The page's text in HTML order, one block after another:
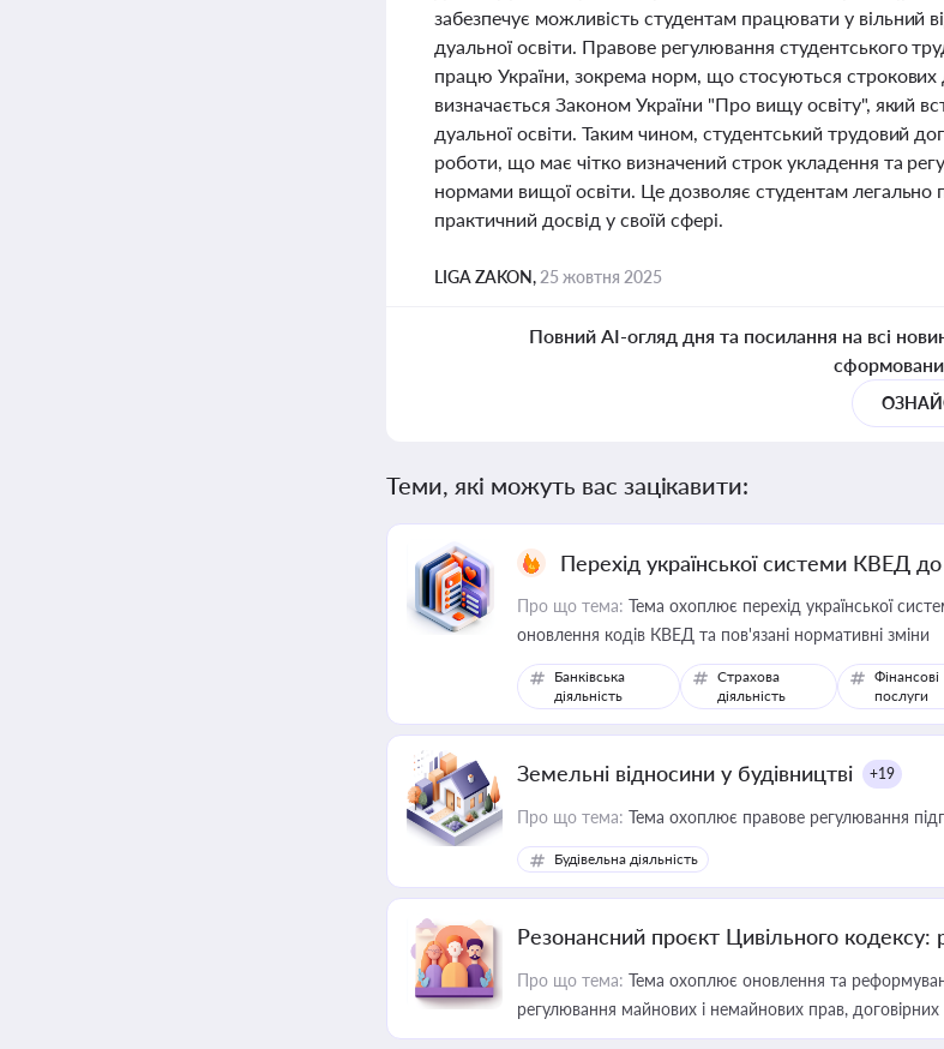
забезпечує можливість студентам працювати у вільний
дуальної освіти. Правове регулювання студентського
працю України, зокрема норм, що стосуються строкових
визначається Законом України "Про вищу освіту", який
дуальної освіти. Таким чином, студентський трудовий
роботи, що має чітко визначений строк укладення та
нормами вищої освіти. Це дозволяє студентам
практичний досвід у своїй сфері.
LIGA ZAKON, 25 жовтня 2025
Повний AI-огляд дня та посилання на всі
Теми, які можуть вас зацікавити:
Перехід української системи КВЕД
Про що тема: Тема охоплює перехід української
оновлення кодів КВЕД та пов'язані нормативні зміни
Банківська
діяльність
Страхова
діяльність
Фінансові
послуги
Земельні відносини у будівництві +19
Про що тема: Тема охоплює правове регулювання
Будівельна діяльність
Резонансний проєкт Цивільного кодексу:
Про що тема: Тема охоплює оновлення та
регулювання майнових і немайнових прав,